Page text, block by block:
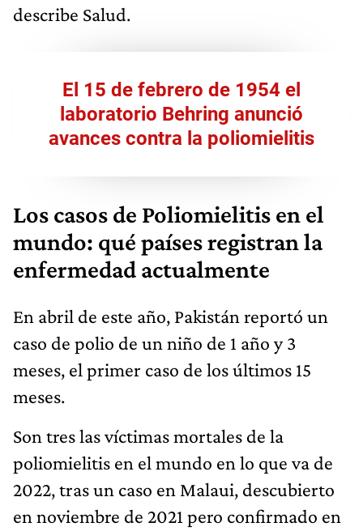
describe Salud.
El 15 de febrero de 1954 el
laboratorio Behring anunció
avances contra la poliomielitis
Los casos de Poliomielitis en el
mundo: qué países registran la
enfermedad actualmente
En abril de este año, Pakistán reportó un
caso de polio de un niño de 1 año y 3
meses, el primer caso de los últimos 15
meses.
Son tres las víctimas mortales de la
poliomielitis en el mundo en lo que va de
2022, tras un caso en Malaui, descubierto
en noviembre de 2021 pero confirmado en